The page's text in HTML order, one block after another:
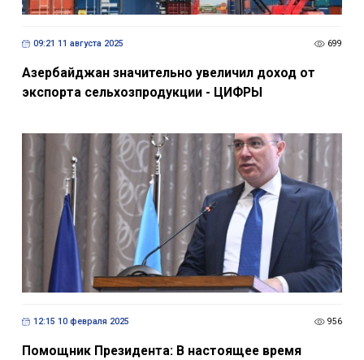
09:21 11 августа 2025 699
Азербайджан значительно увеличил доход от
экспорта сельхозпродукции - ЦИФРЫ
12:15 10 февраля 2025 956
Помощник Президента: В настоящее время